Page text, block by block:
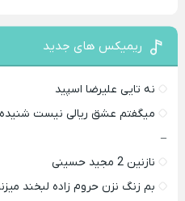
ریمیکس های جدید
نه تایی علیرضا اسپید
میگفتم عشق ریالی نیست
–
نازنین 2 مجید حسینی
بم زنگ نزن حروم زاده لبخند